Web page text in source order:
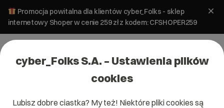
Promocja powitalna dla klientów cyber_Folks - sklep
internetowy Shoper w cenie 259 zł z kodem: CFSHOPER259
cyber_Folks S.A. – Ustawienia plików
cookies
Lubisz dobre ciastka? My też! Niektóre pliki cookies są